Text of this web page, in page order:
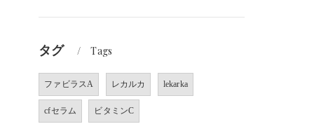
タグ Tags
ファビラスA レカルカ lekarka
cfセラム ビタミンC